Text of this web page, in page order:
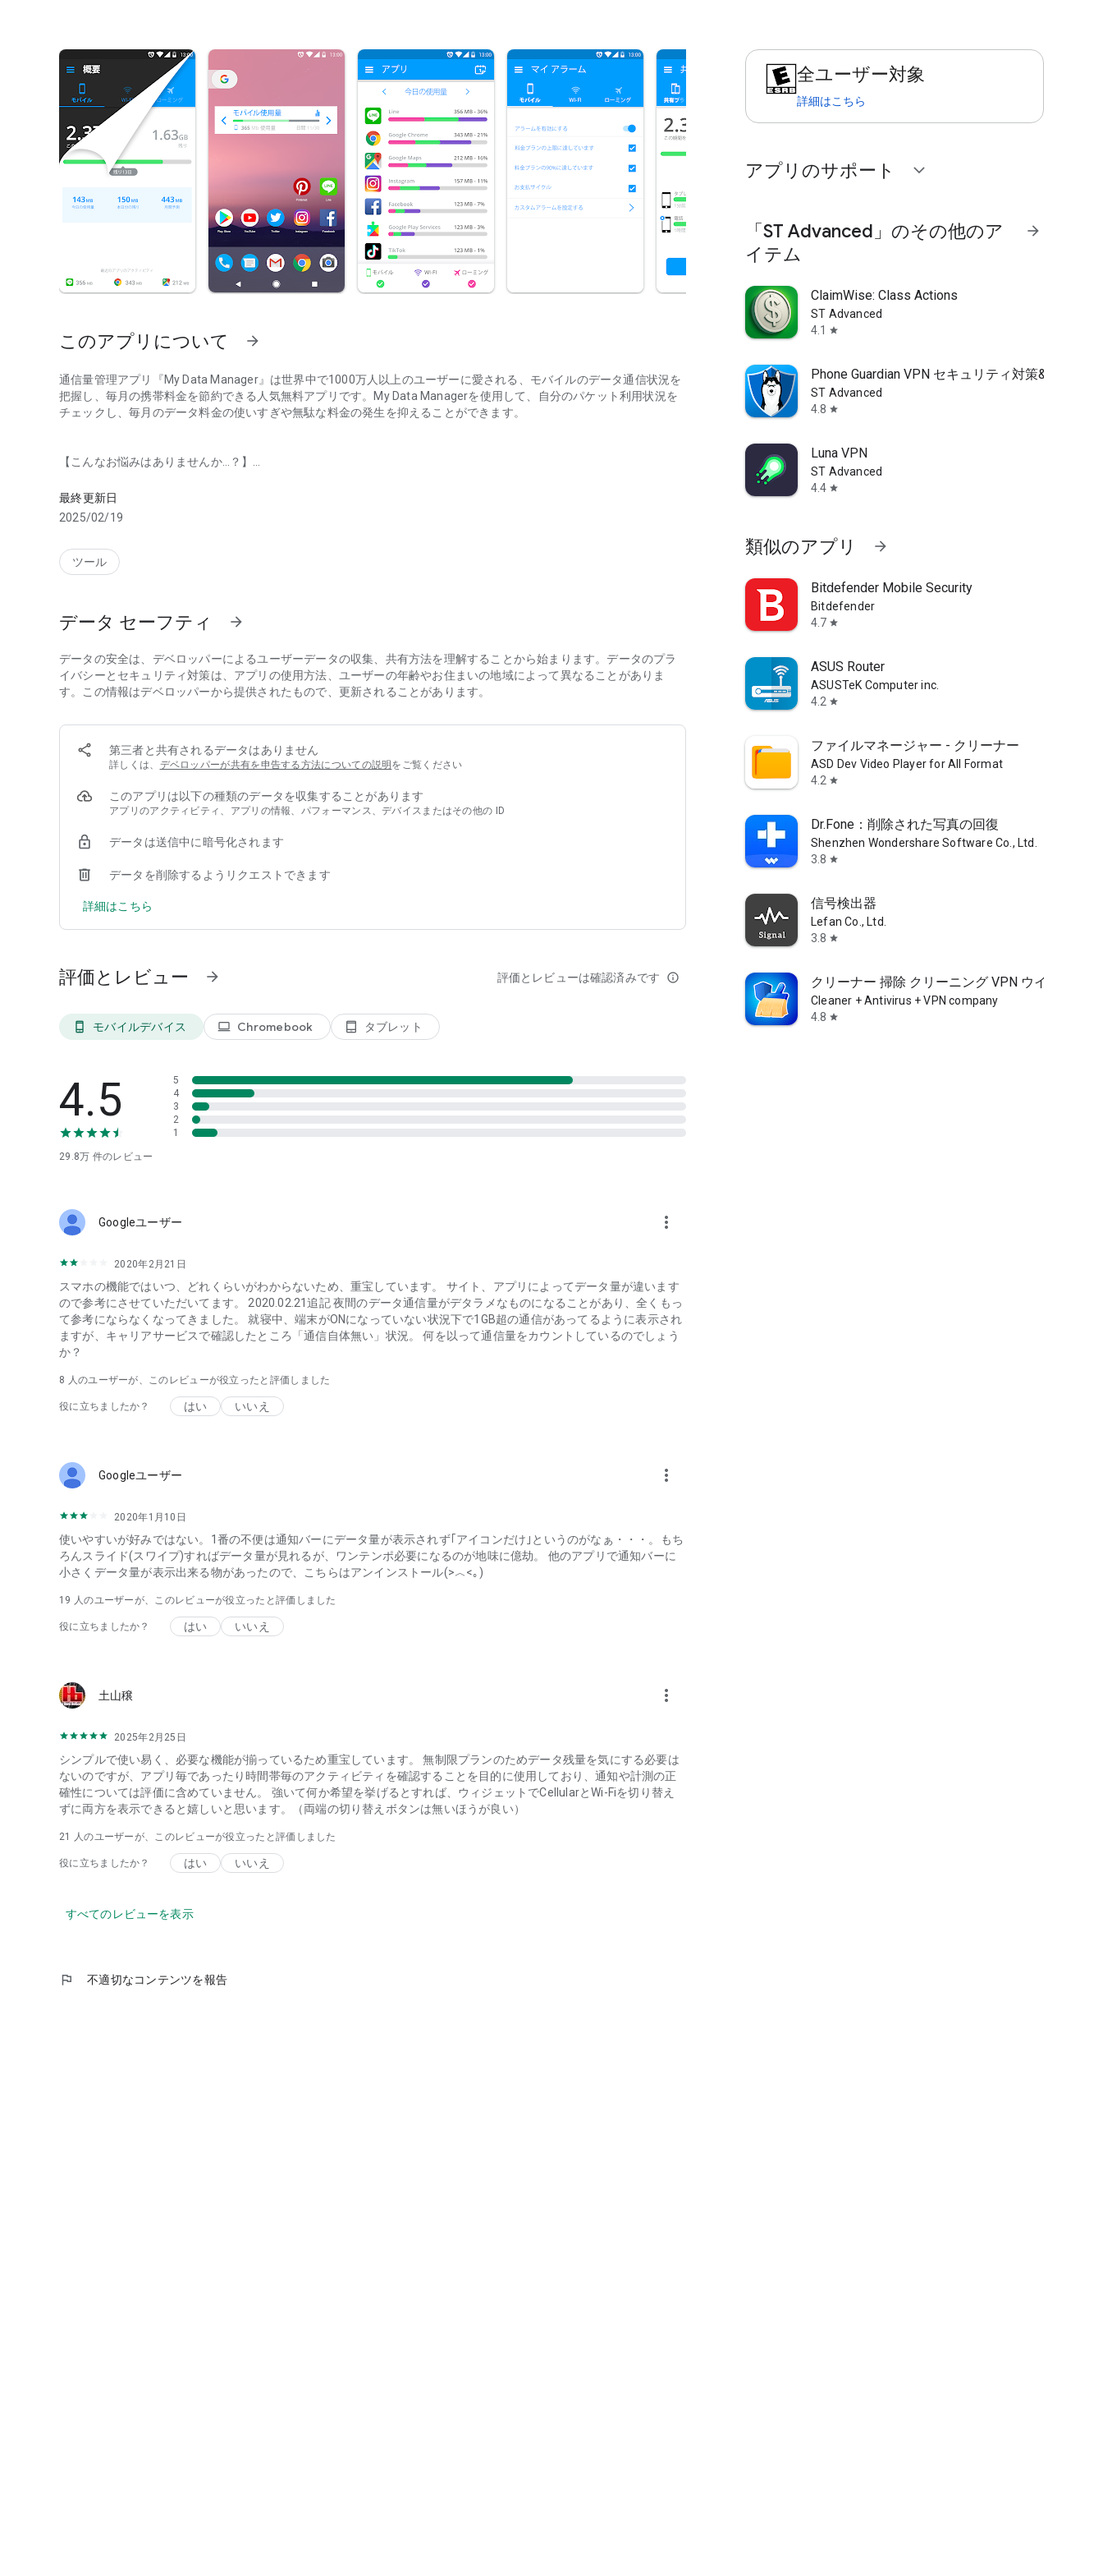
このアプリについて arrow_forward
通信量管理アプリ『My Data Manager』は世界中で1000万人以上のユーザーに愛される、モバイルのデータ通信状況を
把握し、毎月の携帯料金を節約できる人気無料アプリです。My Data Managerを使用して、自分のパケット利用状況を
チェックし、毎月のデータ料金の使いすぎや無駄な料金の発生を抑えることができます。
【こんなお悩みはありませんか…？】
・よく通信速度制限がかかってしまう
・月々の通信費が高い
・自分が知らないうちによく通信制限を超えてしまう
・Wi-Fi設定をすることを忘れて大量のデータを消化してしまった経験がある
【My Data Managerを使うメリット】
・データ通信量を使いすぎ、制限される心配がなくなる
・アプリごとに使用されたデータ通信量・ギガ残量を確認・管理
・データ使用量を把握し、無駄な使用を減らせる
・データ容量、ギガ残量不足によるストレスを軽減
・家族でデータ通信量の共有プランの管理
・ギガ残量を把握して、余剰分の携帯料金を節約
・お知らせ機能で、パケットを使いすぎる前に教えてくれる！
・Wi-Fi、モバイルデータ、ローミングデータそれぞれの使用量を確認
・完全無料で利用できる！手軽にデータ通信量の管理が可能
＼My Data Managerの特徴／
2. アプリごとに使用されたデータ通信量を確認
・毎月のパケット通信量を気にしている方
・データ通信量が制限されてしまうのが嫌な方
・海外ローミングをよく使用する方
・子どものスマホのパケット使用量を把握しているいる方
・大容量の動画や音楽を視聴する方
・データ通信量を見ても、どこで多く使ってしまったか分からない
・月々のデータ通信費用をもっと安くしたい
・家族でデータを共有しており、簡単に管理したい方
・無料で自分のスマホのデータ使用量状況を確認したい方
・毎月すぐにギガ残量を使い切ってしまう方
・パケット通信量不足で、毎月追加でデータを購入している方
・Wi-Fi利用時にどのくらいの通信量を使用しているか知りたい方
・パケット通信量を節約したい方、回線の契約プランを見直したい方
・海外ローミング、Wi-Fi、モバイルデータそれぞれの通信量をチェックしたい方
・動画ストリーミングサービスやSNSをよく利用しすぐにギガ残量なくなる方
・自分がどのアプリで多くデータ通信を行っているか、ギガを消費しているかを知りたい方
・スマホを2台持ちしている方、タブレットでも複数回線を契約している方
・実際に使用されたデータ通信量、ギガ残量をリアルタイムで可視化
・定期的なモニタリングで通信制限にかかるリスクを軽減
・無料で使えるデータ通信量管理アプリの中でも、使いやすいUI
・通信量のグラフ表示によって、どのアプリやサービスが通信量を多く消費しているかを簡単に確認
◆ 速度制限を回避！
・データ通信量の急な増加を予防し、通信量の節約や通信制限を回避
・毎日の使用データの目安を設定し、パケットを使いすぎる前に通知でお知らせ
・シンプルな設定画面で、使いやすい
・全ての機能が完全無料！広告も表示されない！
◆ 複数デバイスの通信量を一つのアプリで管理
・家族のデバイスを登録し、データ通信量の共有プランの管理
・無料で家族メンバー全員のデバイスを登録し、ギガ残量を一括管理
・複数のスマートフォンやタブレットを登録し、全てのデバイスのパケット使用状況を確認
◆ データ通信量の分析
・過去のパケット使用傾向から、翌月の使用量を予測
・自分のデータ使用傾向を把握することで使いすぎを予防！
・ローミング、Wi-Fi、モバイルデータの通信量を別々で確認
・現在契約しているプランが適切なのかを確認できる
・データ通信量の使い方を最適化し、料金プランを活用
速度制限を回避！モバイルデータ、wifi、ローミングの使用状況をリアルタイムで追跡し、使いすぎる前に通知。アプリごとの通信量や家族共有のギガ残量管理で料金を節約
最終更新日
2025/02/19
ツール
データ セーフティ arrow_forward
データの安全は、デベロッパーによるユーザーデータの収集、共有方法を理解することから始まります。データのプラ
イバシーとセキュリティ対策は、アプリの使用方法、ユーザーの年齢やお住まいの地域によって異なることがありま
す。この情報はデベロッパーから提供されたもので、更新されることがあります。
第三者と共有されるデータはありません
詳しくは、 デベロッパーが共有を申告する方法についての説明 をご覧ください
このアプリは以下の種類のデータを収集することがあります
アプリのアクティビティ、アプリの情報、パフォーマンス、デバイスまたはその他の ID
データは送信中に暗号化されます
データを削除するようリクエストできます
詳細はこちら
評価とレビュー arrow_forward 評価とレビューは確認済みです info_outline
phone_android モバイルデバイス laptop Chromebook tablet_android タブレット
4.5
29.8万 件のレビュー
5
4
3
2
1
Googleユーザー more_vert
2020年2月21日
スマホの機能ではいつ、どれくらいがわからないため、重宝しています。 サイト、アプリによってデータ量が違います
ので参考にさせていただいてます。 2020.02.21追記 夜間のデータ通信量がデタラメなものになることがあり、全くもっ
て参考にならなくなってきました。 就寝中、端末がONになっていない状況下で1GB超の通信があってるように表示され
ますが、キャリアサービスで確認したところ「通信自体無い」状況。 何を以って通信量をカウントしているのでしょう
か？
8 人のユーザーが、このレビューが役立ったと評価しました
役に立ちましたか？ はい いいえ
Googleユーザー more_vert
2020年1月10日
使いやすいが好みではない。1番の不便は通知バーにデータ量が表示されず｢アイコンだけ｣というのがなぁ・・・。もち
ろんスライド(スワイプ)すればデータ量が見れるが、ワンテンポ必要になるのが地味に億劫。 他のアプリで通知バーに
小さくデータ量が表示出来る物があったので、こちらはアンインストール(>︿<｡)
19 人のユーザーが、このレビューが役立ったと評価しました
役に立ちましたか？ はい いいえ
土山穣 more_vert
2025年2月25日
シンプルで使い易く、必要な機能が揃っているため重宝しています。 無制限プランのためデータ残量を気にする必要は
ないのですが、アプリ毎であったり時間帯毎のアクティビティを確認することを目的に使用しており、通知や計測の正
確性については評価に含めていません。 強いて何か希望を挙げるとすれば、ウィジェットでCellularとWi-Fiを切り替え
ずに両方を表示できると嬉しいと思います。（両端の切り替えボタンは無いほうが良い）
21 人のユーザーが、このレビューが役立ったと評価しました
役に立ちましたか？ はい いいえ
すべてのレビューを表示
flag 不適切なコンテンツを報告
全ユーザー対象
詳細はこちら
アプリのサポート expand_more
「ST Advanced」のその他のア
イテム
arrow_forward
ClaimWise: Class Actions
ST Advanced
4.1
star
Phone Guardian VPN セキュリティ対策&保護
ST Advanced
4.8 star
Luna VPN
ST Advanced
4.4 star
類似のアプリ arrow_forward
Bitdefender Mobile Security
Bitdefender
4.7 star
ASUS Router
ASUSTeK Computer inc.
4.2 star
ファイルマネージャー - クリーナー
ASD Dev Video Player for All Format
4.2 star
Dr.Fone：削除された写真の回復
Shenzhen Wondershare Software Co., Ltd.
3.8 star
信号検出器
Lefan Co., Ltd.
3.8 star
クリーナー 掃除 クリーニング VPN ウイルス対策
Cleaner + Antivirus + VPN company
4.8 star